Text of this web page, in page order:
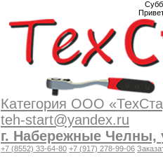
Категория ООО
teh-start@yandex.ru
г. Набережные Челны,
+7 (8552) 33-64-80 +7 (917) 278-99-06